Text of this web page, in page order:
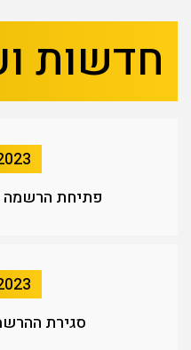
חדשות
פתיחת הרשמה
סגירת ההרשמה